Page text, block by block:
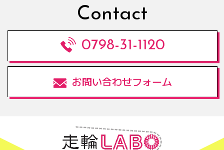
Contact
0798-31-1120
お問い合わせフォーム